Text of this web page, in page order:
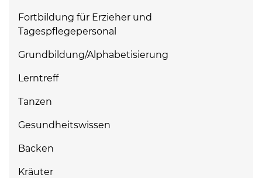
Fortbildung für Erzieher und
Tagespflegepersonal
Grundbildung/Alphabetisierung
Lerntreff
Tanzen
Gesundheitswissen
Backen
Kräuter